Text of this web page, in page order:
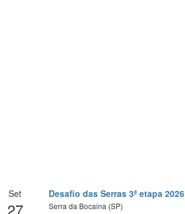
Set
27
Desafio das Serras 3ª etapa 2026
Serra da Bocaina (SP)